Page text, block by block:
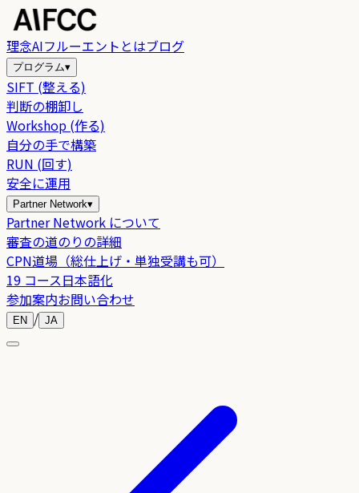
理念AIフルーエントとはブログ
プログラム▾
SIFT (整える)
判断の棚卸し
Workshop (作る)
自分の手で構築
RUN (回す)
安全に運用
Partner Network▾
Partner Network について
審査の道のりの詳細
CPN道場（総仕上げ・単独受講も可）
19 コース日本語化
参加案内お問い合わせ
EN / JA